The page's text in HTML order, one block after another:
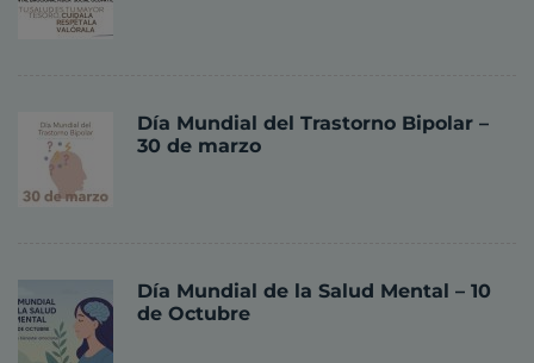
Día Mundial del Trastorno Bipolar –
30 de marzo
Día Mundial de la Salud Mental – 10
de Octubre